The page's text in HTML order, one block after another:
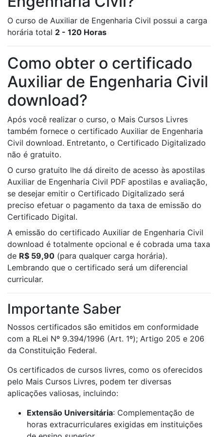
O curso de Auxiliar de Engenharia Civil possui a carga
horária total 2 - 120 Horas
Como obter o certificado
Auxiliar de Engenharia Civil
download?
Após você realizar o curso, o Mais Cursos Livres
também fornece o certificado Auxiliar de Engenharia
Civil download. Entretanto, o Certificado Digitalizado
não é gratuito.
O curso gratuito lhe dá direito de acesso às apostilas
Auxiliar de Engenharia Civil PDF apostilas e avaliação,
se desejar emitir o Certificado Digitalizado será
preciso efetuar o pagamento da taxa de emissão do
Certificado Digital.
A emissão do certificado Auxiliar de Engenharia Civil
download é totalmente opcional e é cobrada uma taxa
de R$ 59,90 (para qualquer carga horária).
Lembrando que o certificado será um diferencial
curricular.
Importante Saber
Nossos certificados são emitidos em conformidade
com a RLei Nº 9.394/1996 (Art. 1º); Artigo 205 e 206
da Constituição Federal.
Os certificados de cursos livres, como os oferecidos
pelo Mais Cursos Livres, podem ter diversas
aplicações valiosas, incluindo:
Extensão Universitária: Complementação de
horas extracurriculares exigidas em instituições